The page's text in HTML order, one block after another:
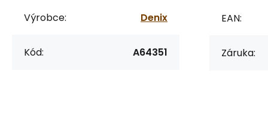
Výrobce: Denix
Kód: A64351
EAN:
Záruka: